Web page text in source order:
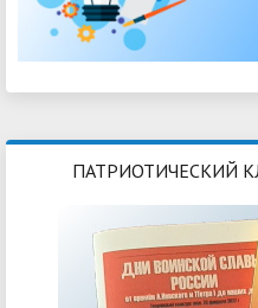
ПАТРИОТИЧЕСКИЙ